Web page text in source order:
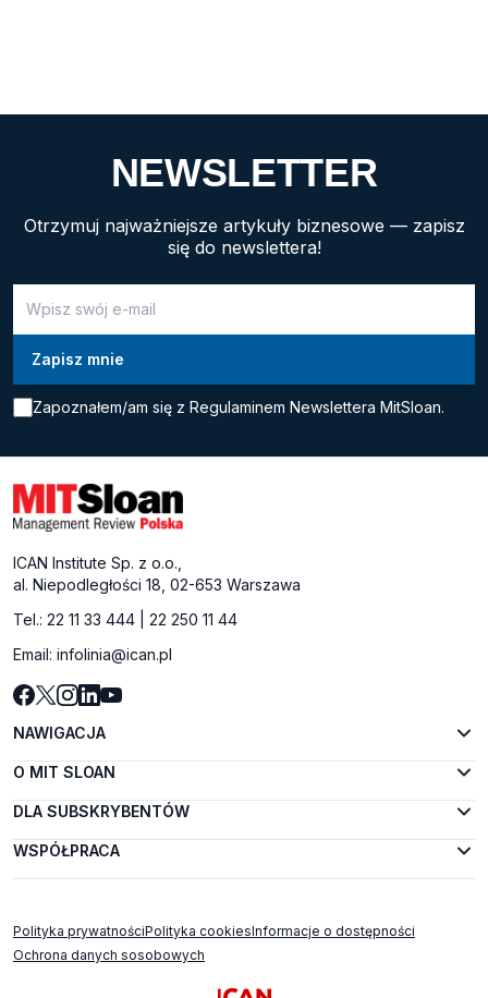
zapomniano […]
NEWSLETTER
Otrzymuj najważniejsze artykuły biznesowe — zapisz
się do newslettera!
Zapoznałem/am się z Regulaminem Newslettera MitSloan.
NAWIGACJA
O MIT SLOAN
DLA SUBSKRYBENTÓW
WSPÓŁPRACA
ICAN Institute Sp. z o.o.,
al. Niepodległości 18, 02-653 Warszawa
Tel.: 22 11 33 444
22 250 11 44
Email: infolinia@ican.pl
Polityka prywatnościPolityka cookiesInformacje o dostępności
Ochrona danych sosobowych